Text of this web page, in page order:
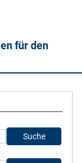
für den